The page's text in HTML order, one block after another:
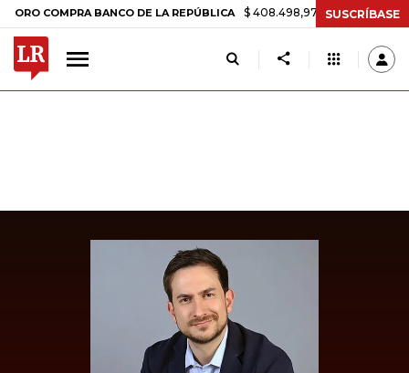
BANCO DE LA REPÚBLICA $ 408.498,97 +$ 8.753,81 +2,19%
SUSCRÍBASE